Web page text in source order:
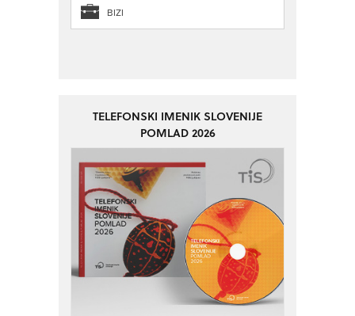
BIZI
TELEFONSKI IMENIK SLOVENIJE
POMLAD 2026